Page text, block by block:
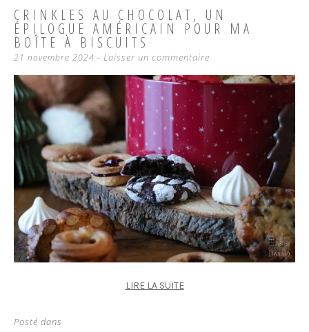
CRINKLES AU CHOCOLAT, UN
ÉPILOGUE AMÉRICAIN POUR MA
BOÎTE À BISCUITS
21 novembre 2024 Laisser un commentaire
LIRE LA SUITE
Posté dans